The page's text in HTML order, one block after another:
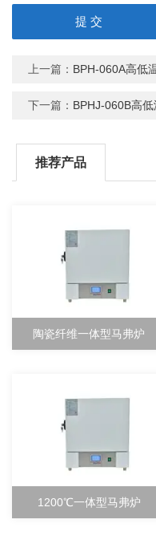
上一篇： BPH-060A高低
下一篇： BPHJ-060B高
推荐产品
陶瓷纤维一体型马弗炉
1200℃一体型马弗炉